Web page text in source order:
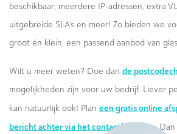
beschikbaar; meerdere IP-adressen, extra
uitgebreide SLA’s en meer! Zo bieden we
groot én klein, een passend aanbod van
Wilt u meer weten? Doe dan de
mogelijkheden zijn voor uw bedrijf. Liever
kan natuurlijk ook! Plan een gratis online
bericht achter via het contactformulier.Dan